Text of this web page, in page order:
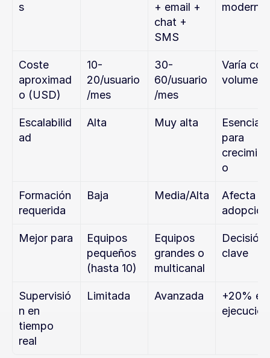
s
+ email +
chat +
SMS
moderno
Coste
aproximad
o (USD)
10-
20/usuario
/mes
30-
60/usuario
/mes
Varía con
volumen
Escalabilid
ad
Alta Muy alta
Esencial
para
o
Formación
requerida
Baja Media/Alta
Afecta a
adopción
Mejor para
Equipos
pequeños
(hasta 10)
Equipos
grandes o
multicanal
Decisión
clave
Supervisió
n en
tiempo
real
Limitada Avanzada
+20% en
ejecución